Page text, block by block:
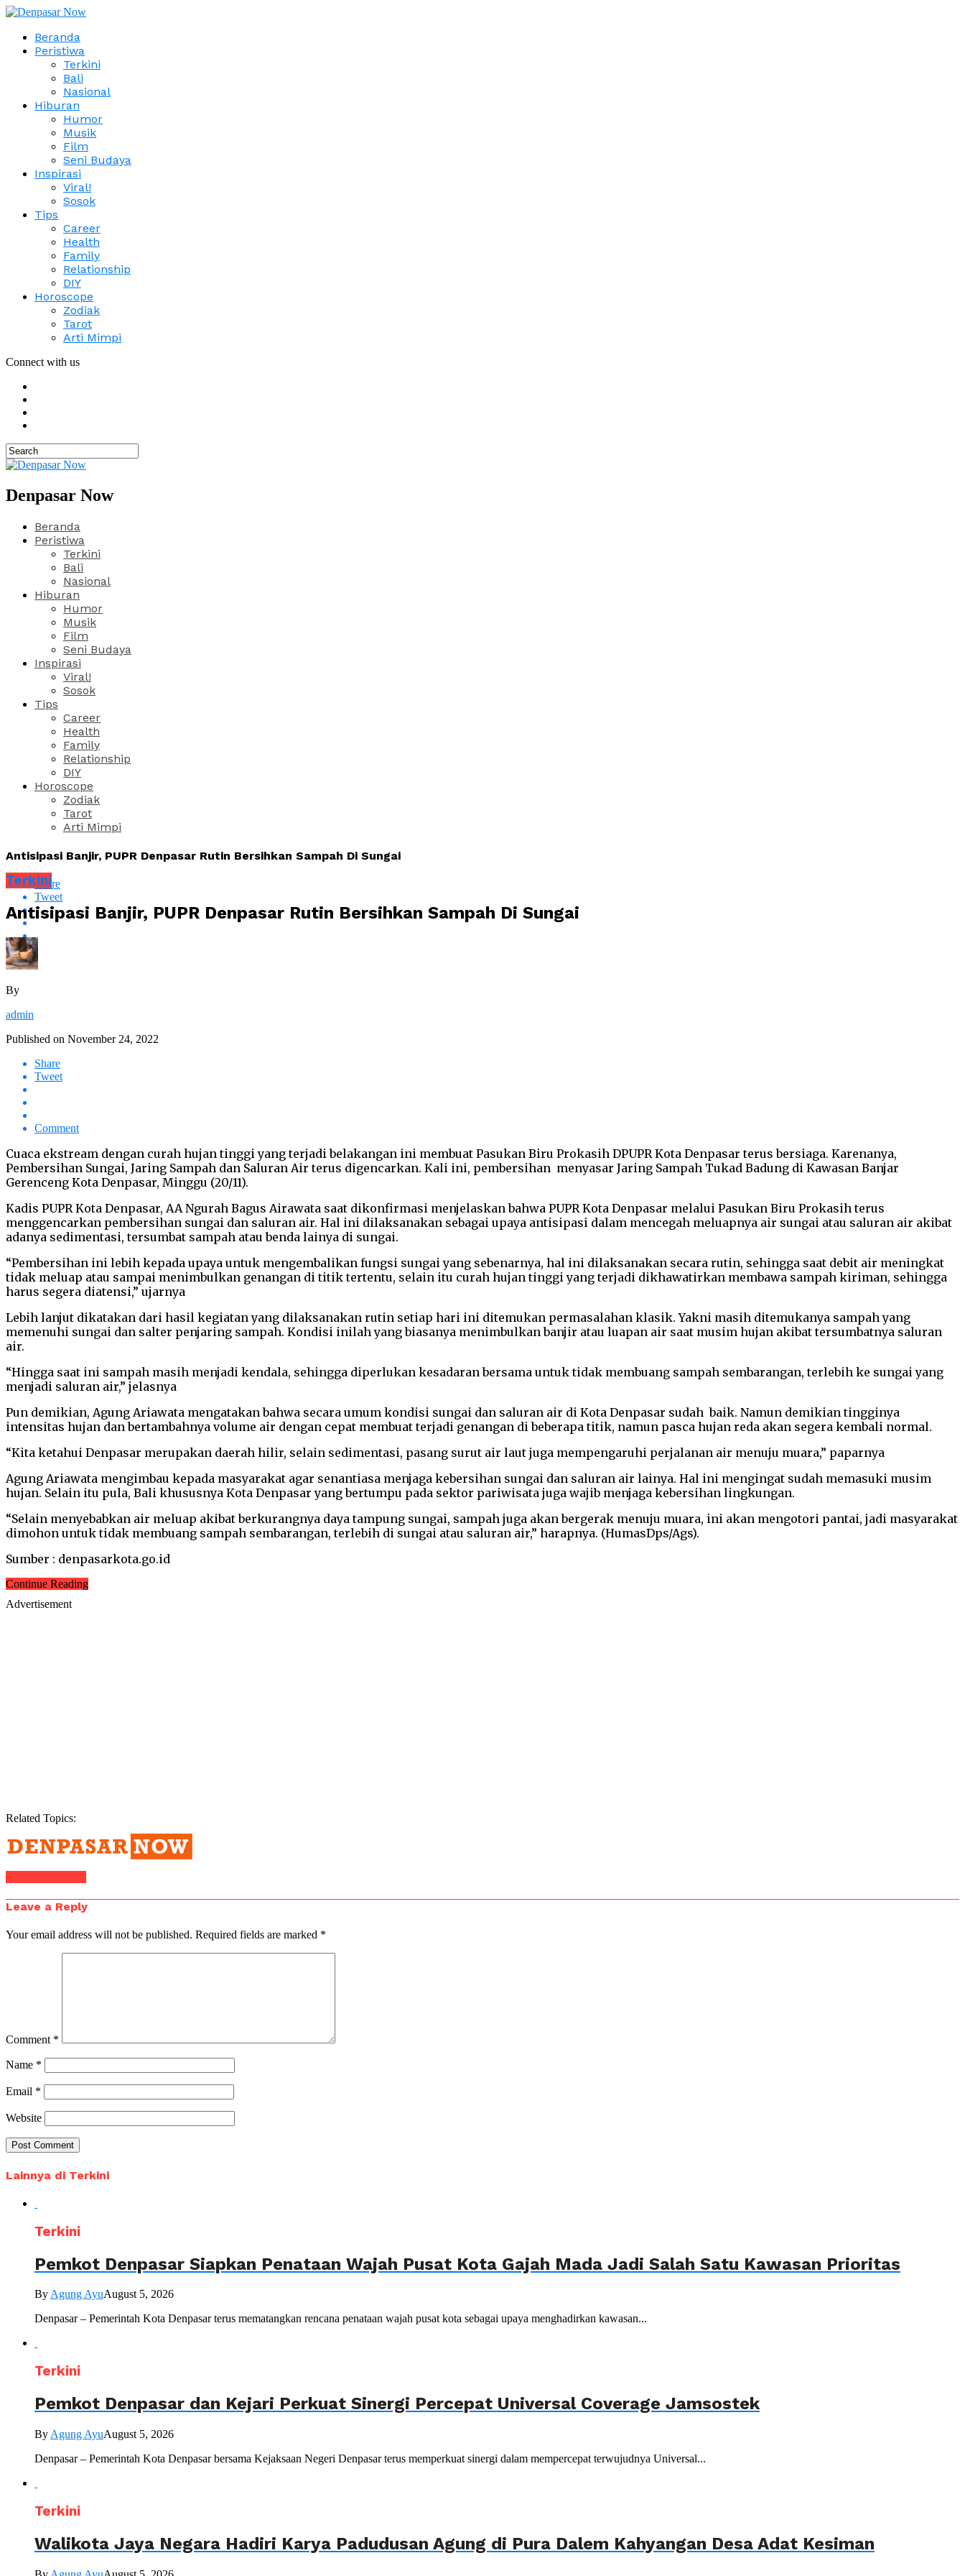
Beranda
Peristiwa
Terkini
Bali
Nasional
Hiburan
Humor
Musik
Film
Seni Budaya
Inspirasi
Viral!
Sosok
Tips
Career
Health
Family
Relationship
DIY
Horoscope
Zodiak
Tarot
Arti Mimpi
Connect with us
Denpasar Now
Beranda
Peristiwa
Terkini
Bali
Nasional
Hiburan
Humor
Musik
Film
Seni Budaya
Inspirasi
Viral!
Sosok
Tips
Career
Health
Family
Relationship
DIY
Horoscope
Zodiak
Tarot
Arti Mimpi
Antisipasi Banjir, PUPR Denpasar Rutin Bersihkan Sampah Di Sungai
Share
Tweet
Terkini
Antisipasi Banjir, PUPR Denpasar Rutin Bersihkan Sampah Di Sungai
By
admin
Published on November 24, 2022
Share
Tweet
Comment
Cuaca ekstream dengan curah hujan tinggi yang terjadi belakangan ini membuat Pasukan Biru Prokasih DPUPR Kota Denpasar terus bersiaga. Karenanya,
Pembersihan Sungai, Jaring Sampah dan Saluran Air terus digencarkan. Kali ini, pembersihan menyasar Jaring Sampah Tukad Badung di Kawasan Banjar
Gerenceng Kota Denpasar, Minggu (20/11).
Kadis PUPR Kota Denpasar, AA Ngurah Bagus Airawata saat dikonfirmasi menjelaskan bahwa PUPR Kota Denpasar melalui Pasukan Biru Prokasih terus
menggencarkan pembersihan sungai dan saluran air. Hal ini dilaksanakan sebagai upaya antisipasi dalam mencegah meluapnya air sungai atau saluran air akibat
adanya sedimentasi, tersumbat sampah atau benda lainya di sungai.
“Pembersihan ini lebih kepada upaya untuk mengembalikan fungsi sungai yang sebenarnya, hal ini dilaksanakan secara rutin, sehingga saat debit air meningkat
tidak meluap atau sampai menimbulkan genangan di titik tertentu, selain itu curah hujan tinggi yang terjadi dikhawatirkan membawa sampah kiriman, sehingga
harus segera diatensi,” ujarnya
Lebih lanjut dikatakan dari hasil kegiatan yang dilaksanakan rutin setiap hari ini ditemukan permasalahan klasik. Yakni masih ditemukanya sampah yang
memenuhi sungai dan salter penjaring sampah. Kondisi inilah yang biasanya menimbulkan banjir atau luapan air saat musim hujan akibat tersumbatnya saluran
air.
“Hingga saat ini sampah masih menjadi kendala, sehingga diperlukan kesadaran bersama untuk tidak membuang sampah sembarangan, terlebih ke sungai yang
menjadi saluran air,” jelasnya
Pun demikian, Agung Ariawata mengatakan bahwa secara umum kondisi sungai dan saluran air di Kota Denpasar sudah baik. Namun demikian tingginya
intensitas hujan dan bertambahnya volume air dengan cepat membuat terjadi genangan di beberapa titik, namun pasca hujan reda akan segera kembali normal.
“Kita ketahui Denpasar merupakan daerah hilir, selain sedimentasi, pasang surut air laut juga mempengaruhi perjalanan air menuju muara,” paparnya
Agung Ariawata mengimbau kepada masyarakat agar senantiasa menjaga kebersihan sungai dan saluran air lainya. Hal ini mengingat sudah memasuki musim
hujan. Selain itu pula, Bali khususnya Kota Denpasar yang bertumpu pada sektor pariwisata juga wajib menjaga kebersihan lingkungan.
“Selain menyebabkan air meluap akibat berkurangnya daya tampung sungai, sampah juga akan bergerak menuju muara, ini akan mengotori pantai, jadi masyarakat
dimohon untuk tidak membuang sampah sembarangan, terlebih di sungai atau saluran air,” harapnya. (HumasDps/Ags).
Sumber : denpasarkota.go.id
Continue Reading
Advertisement
Related Topics:
Leave a Reply
Your email address will not be published. Required fields are marked *
Comment *
Name *
Email *
Website
Lainnya di Terkini
Terkini
Pemkot Denpasar Siapkan Penataan Wajah Pusat Kota Gajah Mada Jadi Salah Satu Kawasan Prioritas
ByAgung AyuAugust 5, 2026
Denpasar – Pemerintah Kota Denpasar terus mematangkan rencana penataan wajah pusat kota sebagai upaya menghadirkan kawasan...
Terkini
Pemkot Denpasar dan Kejari Perkuat Sinergi Percepat Universal Coverage Jamsostek
By Agung AyuAugust 5, 2026
Denpasar – Pemerintah Kota Denpasar bersama Kejaksaan Negeri Denpasar terus memperkuat sinergi dalam mempercepat terwujudnya Universal...
Terkini
Walikota Jaya Negara Hadiri Karya Padudusan Agung di Pura Dalem Kahyangan Desa Adat Kesiman